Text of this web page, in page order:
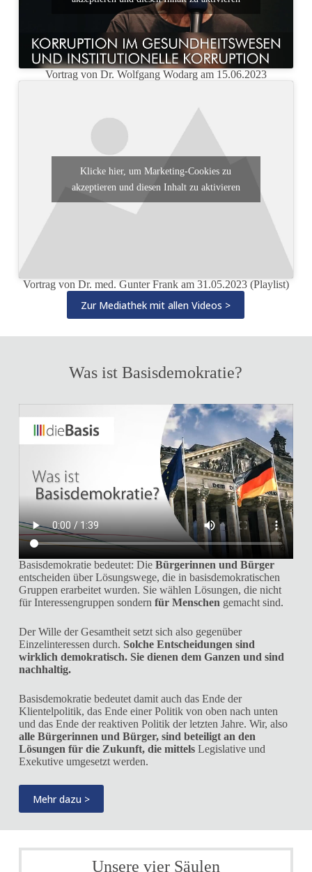
Vortrag von Dr. Wolfgang Wodarg am 15.06.2023
Klicke hier, um Marketing-Cookies zu
akzeptieren und diesen Inhalt zu aktivieren
Vortrag von Dr. med. Gunter Frank am 31.05.2023 (Playlist)
Zur Mediathek mit allen Videos >
Was ist Basisdemokratie?
Basisdemokratie bedeutet: Die Bürgerinnen und Bürger
entscheiden über Lösungswege, die in basisdemokratischen
Gruppen erarbeitet wurden. Sie wählen Lösungen, die nicht
für Interessengruppen sondern für Menschen gemacht sind.
Der Wille der Gesamtheit setzt sich also gegenüber
Einzelinteressen durch. Solche Entscheidungen sind
wirklich demokratisch. Sie dienen dem Ganzen und sind
nachhaltig.
Basisdemokratie bedeutet damit auch das Ende der
Klientelpolitik, das Ende einer Politik von oben nach unten
und das Ende der reaktiven Politik der letzten Jahre. Wir, also
alle Bürgerinnen und Bürger, sind beteiligt an den
Lösungen für die Zukunft, die mittels Legislative und
Exekutive umgesetzt werden.
Mehr dazu >
Unsere vier Säulen